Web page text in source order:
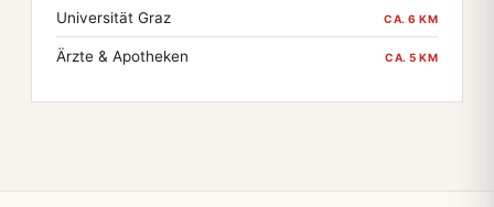
Universität Graz CA. 6 KM
Ärzte & Apotheken CA. 5 KM